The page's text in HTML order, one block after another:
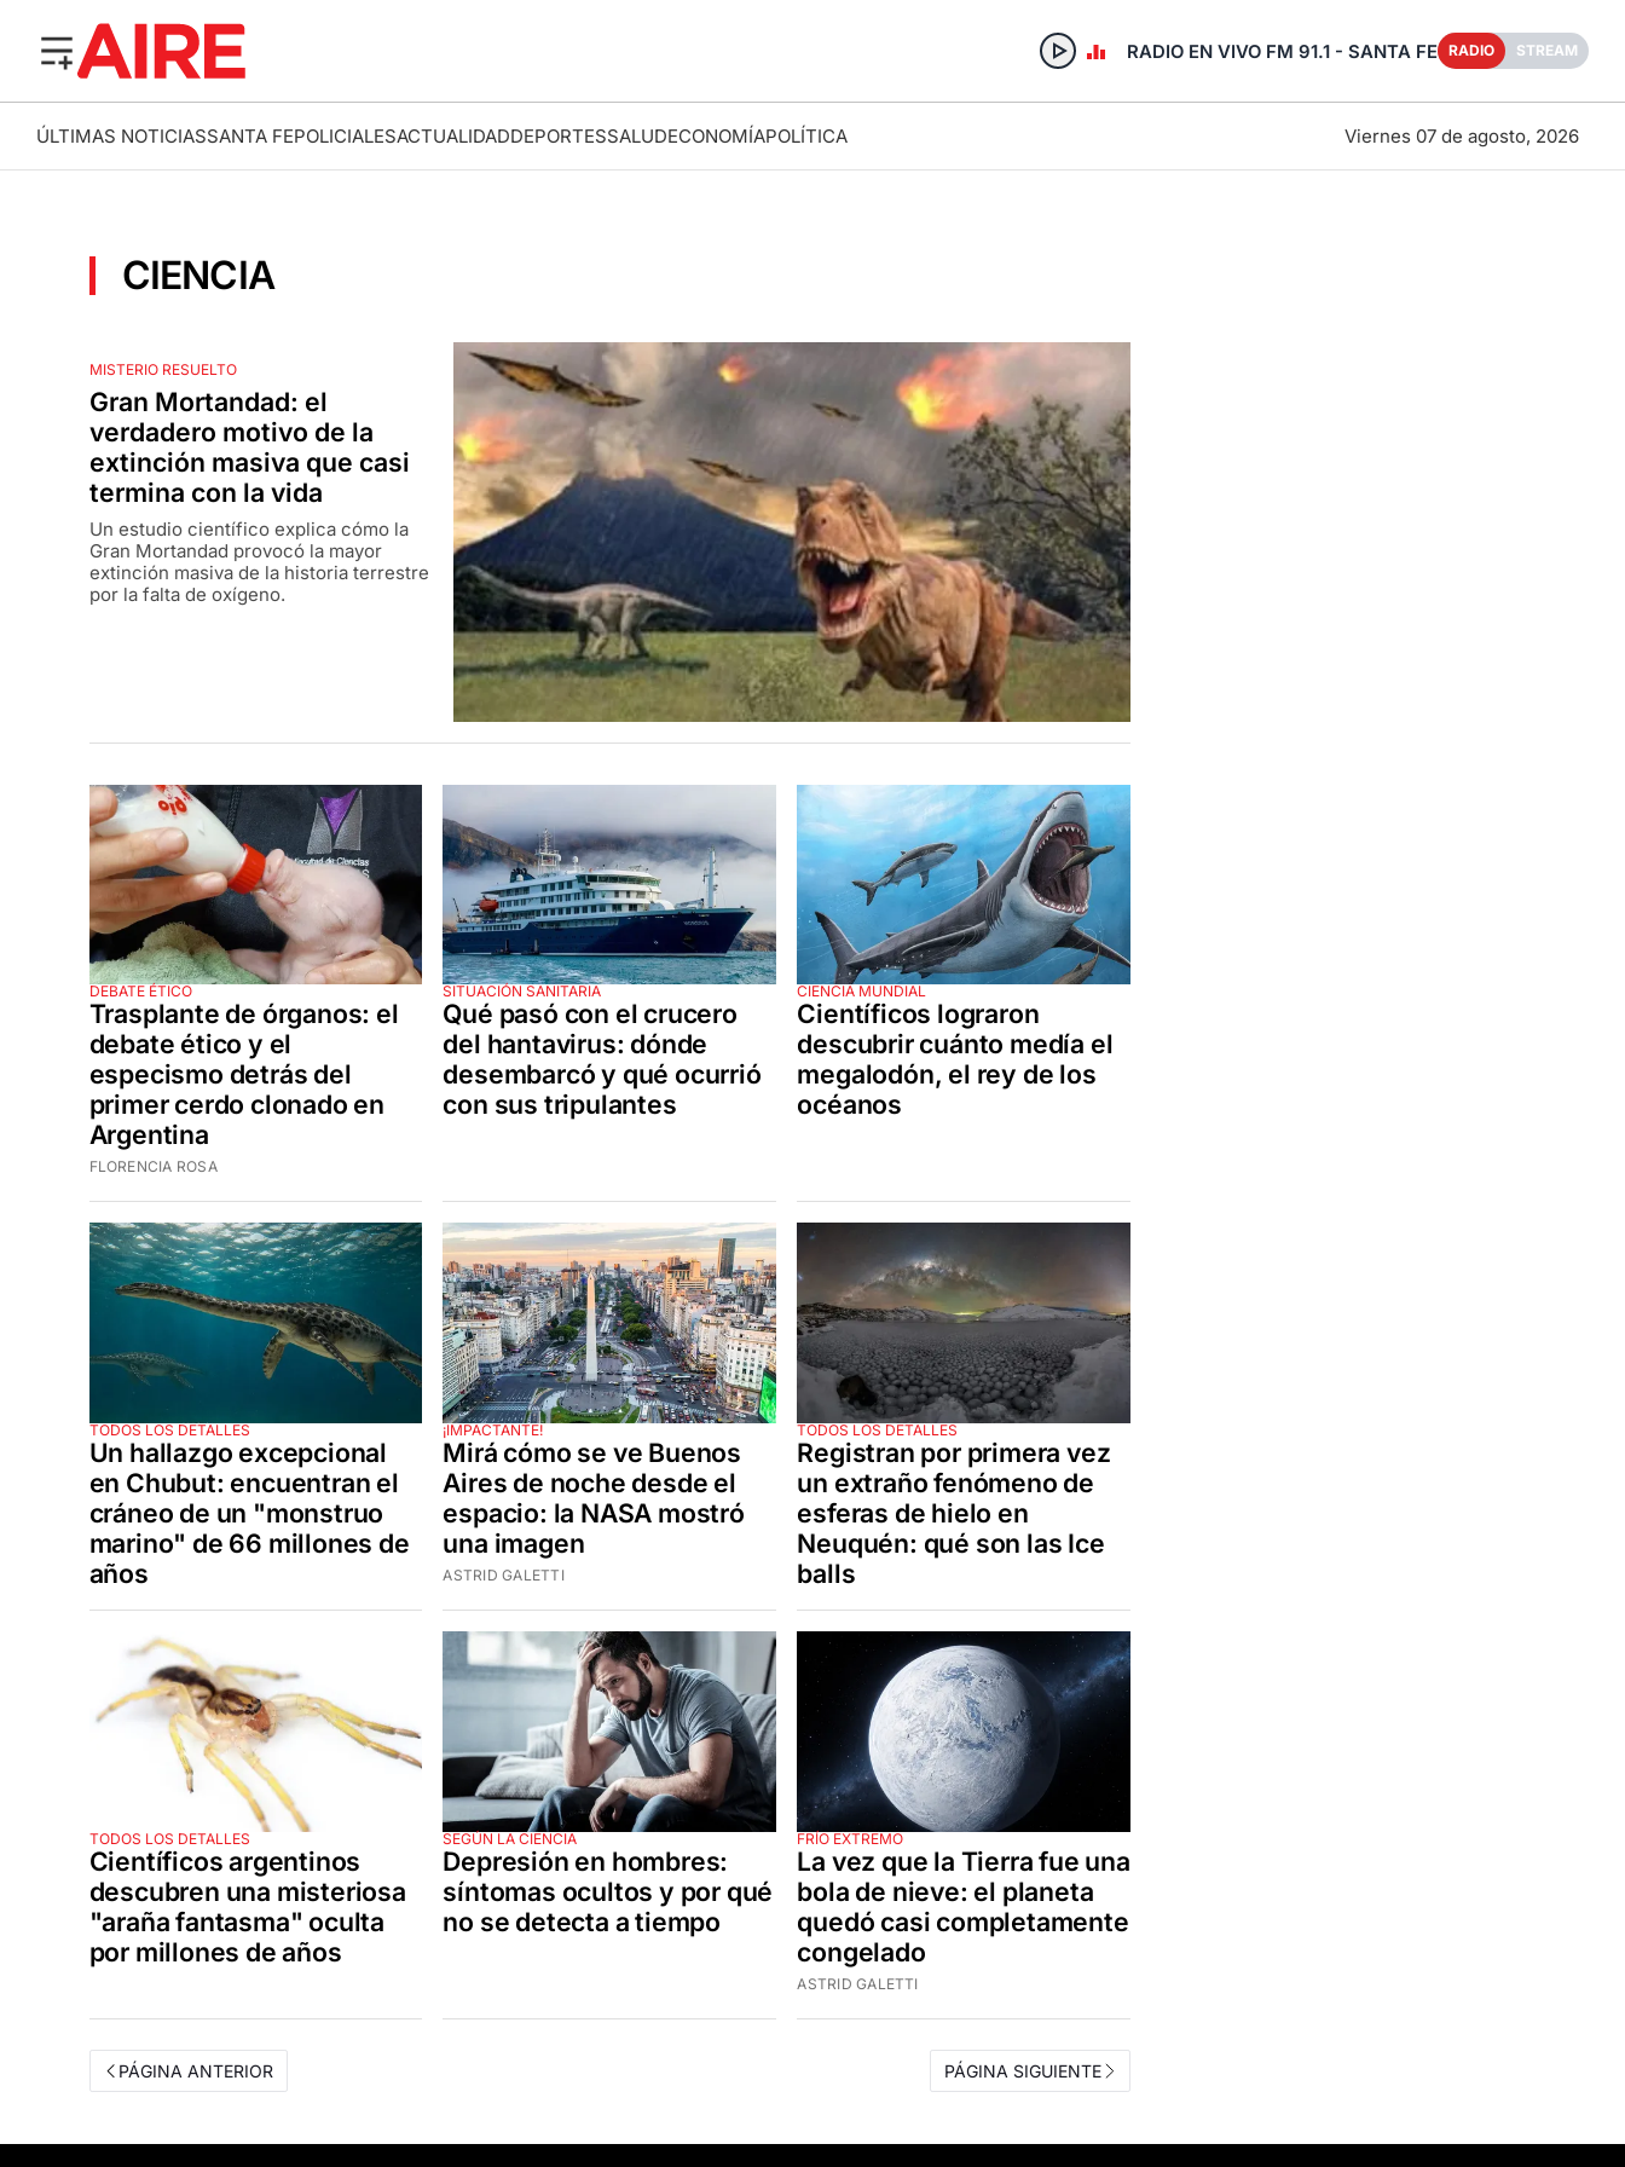
RADIO EN VIVO FM 91.1 - SANTA FE RADIO STREAM
ÚLTIMAS NOTICIASSANTA FEPOLICIALESACTUALIDADDEPORTESSALUDECONOMÍAPOLÍTICA Viernes 07 de agosto, 2026
CIENCIA
MISTERIO RESUELTO
Gran Mortandad: el
verdadero motivo de la
extinción masiva que casi
termina con la vida
Un estudio científico explica cómo la
Gran Mortandad provocó la mayor
extinción masiva de la historia terrestre
por la falta de oxígeno.
DEBATE ÉTICO
Trasplante de órganos: el
debate ético y el
especismo detrás del
primer cerdo clonado en
Argentina
FLORENCIA ROSA
SITUACIÓN SANITARIA
Qué pasó con el crucero
del hantavirus: dónde
desembarcó y qué ocurrió
con sus tripulantes
CIENCIA MUNDIAL
Científicos lograron
descubrir cuánto medía el
megalodón, el rey de los
océanos
TODOS LOS DETALLES
Un hallazgo excepcional
en Chubut: encuentran el
cráneo de un "monstruo
marino" de 66 millones de
años
¡IMPACTANTE!
Mirá cómo se ve Buenos
Aires de noche desde el
espacio: la NASA mostró
una imagen
ASTRID GALETTI
TODOS LOS DETALLES
Registran por primera vez
un extraño fenómeno de
esferas de hielo en
Neuquén: qué son las Ice
balls
TODOS LOS DETALLES
Científicos argentinos
descubren una misteriosa
"araña fantasma" oculta
por millones de años
SEGÚN LA CIENCIA
Depresión en hombres:
síntomas ocultos y por qué
no se detecta a tiempo
FRÍO EXTREMO
La vez que la Tierra fue una
bola de nieve: el planeta
quedó casi completamente
congelado
ASTRID GALETTI
PÁGINA ANTERIOR PÁGINA SIGUIENTE